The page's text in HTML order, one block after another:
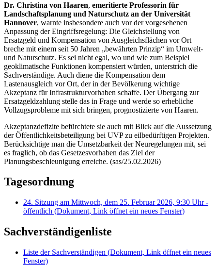
Dr. Christina von Haaren, emeritierte Professorin für
Landschaftsplanung und Naturschutz an der Universität
Hannover, warnte insbesondere auch vor der vorgesehenen
Anpassung der Eingriffsregelung: Die Gleichstellung von
Ersatzgeld und Kompensation von Ausgleichsflächen vor Ort
breche mit einem seit 50 Jahren „bewährten Prinzip“ im Umwelt-
und Naturschutz. Es sei nicht egal, wo und wie zum Beispiel
geoklimatische Funktionen kompensiert würden, unterstrich die
Sachverständige. Auch diene die Kompensation dem
Lastenausgleich vor Ort, der in der Bevölkerung wichtige
Akzeptanz für Infrastrukturvorhaben schaffe. Der Übergang zur
Ersatzgeldzahlung stelle das in Frage und werde so erhebliche
Vollzugsprobleme mit sich bringen, prognostizierte von Haaren.
Akzeptanzdefizite befürchtete sie auch mit Blick auf die Aussetzung
der Öffentlichkeitsbeteiligung bei UVP zu eilbedürftigen Projekten.
Berücksichtige man die Umsetzbarkeit der Neuregelungen mit, sei
es fraglich, ob das Gesetzesvorhaben das Ziel der
Planungsbeschleunigung erreiche. (sas/25.02.2026)
Tagesordnung
24. Sitzung am Mittwoch, dem 25. Februar 2026, 9:30 Uhr -
öffentlich (Dokument, Link öffnet ein neues Fenster)
Sachverständigenliste
Liste der Sachverständigen (Dokument, Link öffnet ein neues
Fenster)